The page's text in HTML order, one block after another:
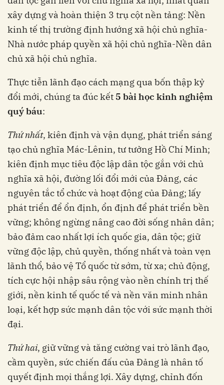
xây dựng và hoàn thiện 3 trụ cột nền tảng: Nền
kinh tế thị trường định hướng xã hội chủ nghĩa-
Nhà nước pháp quyền xã hội chủ nghĩa-Nền dân
chủ xã hội chủ nghĩa.
Thực tiễn lãnh đạo cách mạng qua bốn thập kỷ
đổi mới, chúng ta đúc kết 5 bài học kinh nghiệm
quý báu:
Thứ nhất, kiên định và vận dụng, phát triển sáng
tạo chủ nghĩa Mác-Lênin, tư tưởng Hồ Chí Minh;
kiên định mục tiêu độc lập dân tộc gắn với chủ
nghĩa xã hội, đường lối đổi mới của Đảng, các
nguyên tắc tổ chức và hoạt động của Đảng; lấy
phát triển để ổn định, ổn định để phát triển bền
vững; không ngừng nâng cao đời sống nhân dân;
bảo đảm cao nhất lợi ích quốc gia, dân tộc; giữ
vững độc lập, chủ quyền, thống nhất và toàn vẹn
lãnh thổ, bảo vệ Tổ quốc từ sớm, từ xa; chủ động,
tích cực hội nhập sâu rộng vào nền chính trị thế
giới, nền kinh tế quốc tế và nền văn minh nhân
loại, kết hợp sức mạnh dân tộc với sức mạnh thời
đại.
Thứ hai, giữ vững và tăng cường vai trò lãnh đạo,
cầm quyền, sức chiến đấu của Đảng là nhân tố
quyết định mọi thắng lợi. Xây dựng, chỉnh đốn